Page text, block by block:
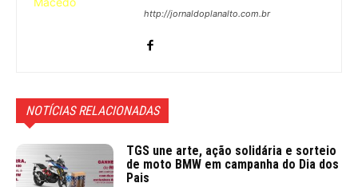
http://jornaldoplanalto.com.br
NOTÍCIAS RELACIONADAS
TGS une arte, ação solidária e sorteio
de moto BMW em campanha do Dia dos
Pais